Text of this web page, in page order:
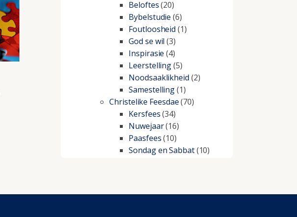
Beloftes(20)
Bybelstudie (6)
Foutloosheid (1)
God se wil (3)
Inspirasie (4)
Leerstelling(5)
Noodsaaklikheid (2)
Samestelling(1)
Christelike Feesdae(70)
Kersfees(34)
Nuwejaar(16)
Paasfees(10)
Sondag en Sabbat(10)